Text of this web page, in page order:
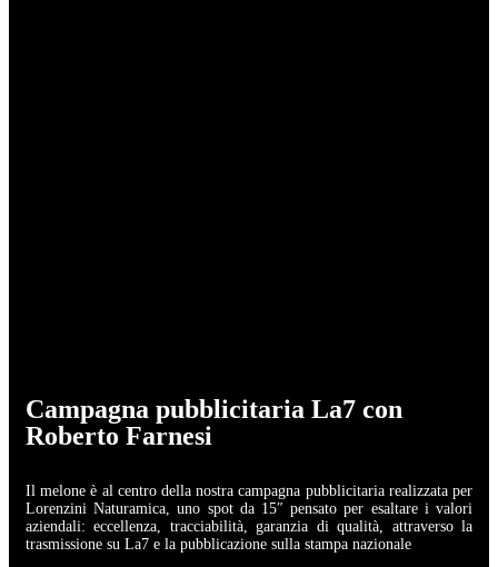
Campagna pubblicitaria La7 con
Roberto Farnesi
Il melone è al centro della nostra campagna pubblicitaria realizzata per
Lorenzini Naturamica, uno spot da 15″ pensato per esaltare i valori
aziendali: eccellenza, tracciabilità, garanzia di qualità, attraverso la
trasmissione su La7 e la pubblicazione sulla stampa nazionale